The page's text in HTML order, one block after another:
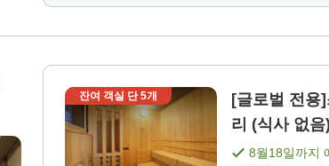
잔여 객실 단5개
[글로벌 전용
리 (식사 없음
8월18일까지